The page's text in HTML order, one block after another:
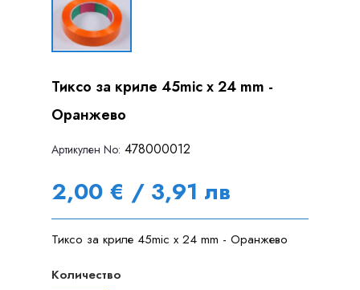
Тиксо за криле 45mic x 24 mm -
Оранжево
Артикулен Nо: 478000012
2,00 € / 3,91 лв
Тиксо за криле 45mic x 24 mm - Оранжево
Количество